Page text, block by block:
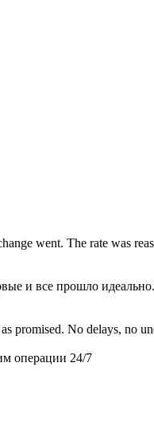
went. The rate was
и все прошло
promised. No delays, no
операции 24/7